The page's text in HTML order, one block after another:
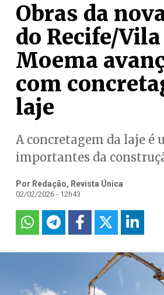
Obras da
do Recife/Vila
Moema
com
laje
A concretagem da laje é
importantes da
Por Redação, Revista Única
02/02/2026 - 12h43